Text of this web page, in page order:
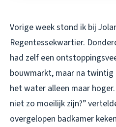
Vorige week stond ik bij
Regentessekwartier.
had zelf een
bouwmarkt, maar na
het water alleen maar
niet zo moeilijk zijn?”
overgelopen badkamer